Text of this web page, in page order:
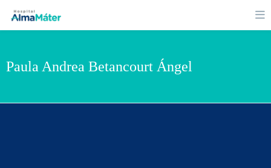
Paula Andrea Betancourt Ángel